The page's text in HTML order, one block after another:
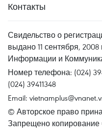
Контакты
Свидельство о
выдано 11 сентября,
Информации и
Номер телефона: (024)
(024) 39411348
Email:
© Авторское право
Запрещено копирование